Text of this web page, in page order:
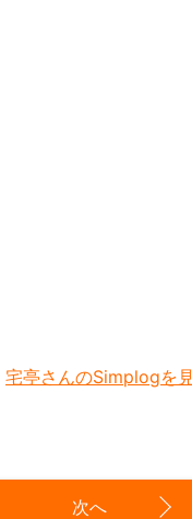
宅亭さんのSimplogを
次へ